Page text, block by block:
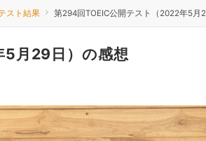
スト結果 第294回TOEIC公開テスト（2022年5月
月29日）の感想